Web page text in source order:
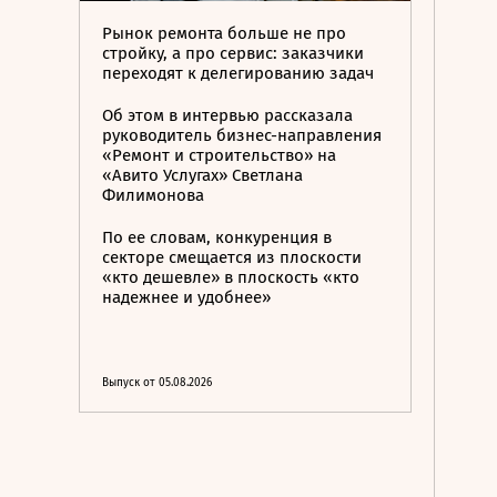
Рынок ремонта больше не про
стройку, а про сервис: заказчики
переходят к делегированию задач
Об этом в интервью рассказала
руководитель бизнес-направления
«Ремонт и строительство» на
«Авито Услугах» Светлана
Филимонова
По ее словам, конкуренция в
секторе смещается из плоскости
«кто дешевле» в плоскость «кто
надежнее и удобнее»
Выпуск от 05.08.2026